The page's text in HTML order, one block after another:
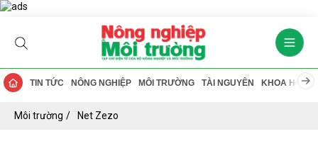
TIN TỨC NÔNG NGHIỆP MÔI TRƯỜNG TÀI NGUYÊN KHOA HỌC
Môi trường Net Zezo